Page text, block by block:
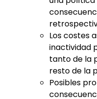
Los costes
inactividad
tanto de la
resto de la
Posibles